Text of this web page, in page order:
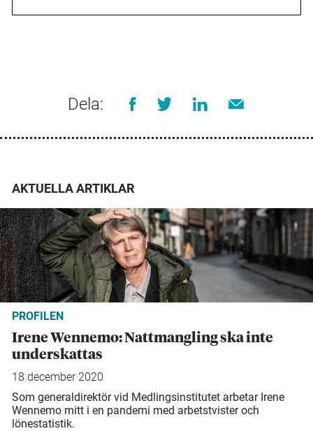
Dela:
AKTUELLA ARTIKLAR
PROFILEN
Irene Wennemo: Nattmangling ska inte
underskattas
18 december 2020
Som generaldirektör vid Medlingsinstitutet arbetar Irene
Wennemo mitt i en pandemi med arbetstvister och
lönestatistik.